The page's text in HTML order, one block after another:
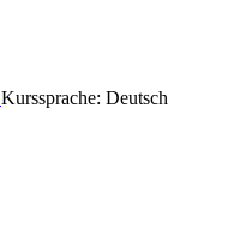
Kurssprache: Deutsch